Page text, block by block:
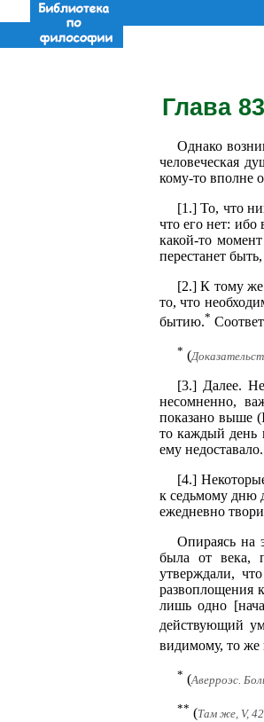
Глава
Однако
человеческая
кому-то вполне
[1.] То, что
что его нет: ибо
какой-то
перестанет
[2.] К тому
то, что
бытию.*
* (
[3.] Далее.
несомненно,
показано выше
то каждый день
ему
[4.]
к седьмому дню
ежедневно
Опираясь на
была от века,
утверждали,
развоплощения
лишь одно
действующий
видимому, то же
* (Аверроэс.
** (Там же, V,